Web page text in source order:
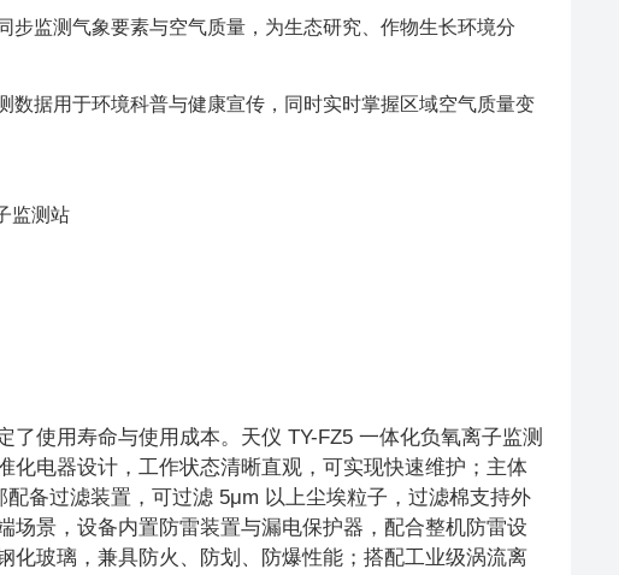
监测气象要素与空气质量，为生态研究、作物生长环境分
据用于环境科普与健康宣传，同时实时掌握区域空气质量变
使用寿命与使用成本。天仪 TY-FZ5 一体化负氧离子监测
电器设计，工作状态清晰直观，可实现快速维护；主体
备过滤装置，可过滤 5μm 以上尘埃粒子，过滤棉支持外
景，设备内置防雷装置与漏电保护器，配合整机防雷设
玻璃，兼具防火、防划、防爆性能；搭配工业级涡流离